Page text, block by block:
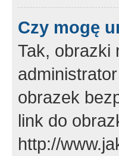
Czy mogę
Tak, obrazki
obrazek
link do
http://